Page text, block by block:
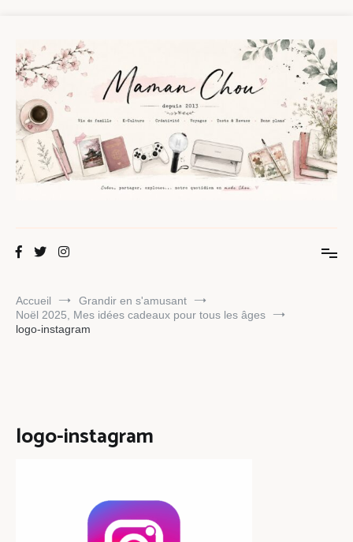
contenu
Maman Chou
Accueil
Grandir en s'amusant
Noël 2025, Mes idées cadeaux pour tous les âges
logo-instagram
logo-instagram